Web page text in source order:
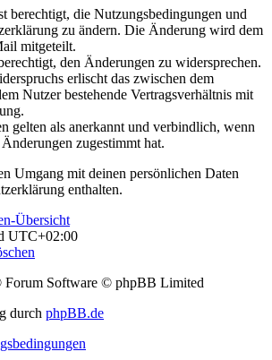
berechtigt, die Nutzungsbedingungen und
zu ändern. Die Änderung wird dem
mitgeteilt.
den Änderungen zu widersprechen.
erlischt das zwischen dem
Nutzer bestehende Vertragsverhältnis mit
gelten als anerkannt und verbindlich, wenn
zugestimmt hat.
Umgang mit deinen persönlichen Daten
enthalten.
Übersicht
UTC+02:00
Software © phpBB Limited
durch phpBB.de